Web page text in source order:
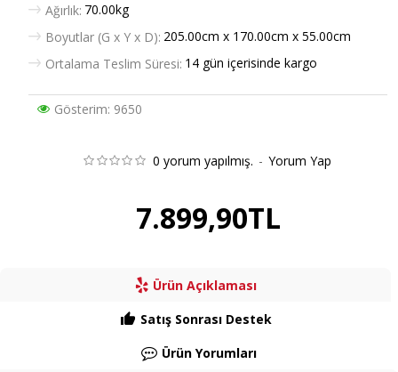
Ağırlık: 70.00kg
Boyutlar (G x Y x D): 205.00cm x 170.00cm x 55.00cm
Ortalama Teslim Süresi: 14 gün içerisinde kargo
Gösterim: 9650
0 yorum yapılmış. - Yorum Yap
7.899,90TL
Ürün Açıklaması
Satış Sonrası Destek
Ürün Yorumları